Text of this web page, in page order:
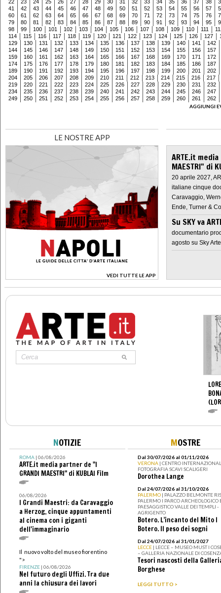
22 23 24 25 26 27 28 29 30 31 32 33 34 35 36 37 38
41
42 43 44 45 46 47 48 49 50 51 52 53 54 55 56 57
60
61 62 63 64 65 66 67 68 69 70 71 72 73 74 75 76
79
80 81 82 83 84 85 86 87 88 89 90 91 92 93 94 95
98
99 100 101 102 103 104 105 106 107 108 109 110 111
114
115 116 117 118 119 120 121 122 123 124 125 126 127
129
130 131 132 133 134 135 136 137 138 139 140 141
142
144
145 146 147 148 149 150 151 152 153 154 155 156
157
159
160 161 162 163 164 165 166 167 168 169 170 171
172
174
175 176 177 178 179 180 181 182 183 184 185 186
187
189
190 191 192 193 194 195 196 197 198 199 200 201
202
204
205 206 207 208 209 210 211 212 213 214 215 216
217
219
220 221 222 223 224 225 226 227 228 229 230 231
232
234
235 236 237 238 239 240 241 242 243 244 245 246
247
249
250 251 252 253 254 255 256 257 258 259 260 261
262
AGGIUNGI
LE NOSTRE APP
VEDI TUTTE LE APP
>
ARTE.it
MAESTRI" di
20 aprile 2027,
italiane cinque
Caravaggio,
Ende, Turner &
Su SKY va
documentario
agosto su Sky Arte
NOTIZIE
ROMA| 06/08/2026
ARTE.it media partner de "I
GRANDI MAESTRI" di KUBLAI Film
06/08/2026
I Grandi Maestri: da Caravaggio
a Herzog, cinque appuntamenti
al cinema con i giganti
dell'immaginario
Il nuovo volto del museo fiorentino
">
FIRENZE| 06/08/2026
Nel futuro degli Uffizi. Tra due
anni la chiusura dei lavori
MOSTRE
Dal 30/07/2026 al 01/11/2026
VERONA | CENTRO
FOTOGRAFIA SCAVI SCALIGERI
Dorothea Lange
Dal 24/07/2026 al 31/10/2026
PALERMO | PALAZZO BELMONTE
PALERMO I PARCO ARCHEOLOGICO
PAESAGGISTICO VALLE DEI TEMPLI -
AGRIGENTO
Botero. L’incanto del Mito I
Botero. Il peso dei sogni
Dal 24/07/2026 al 31/01/2027
LECCE | LECCE – MUSEO MUST I
– GALLERIA NAZIONALE DI
Tesori nascosti della
Borghese
LEGGI TUTTO >